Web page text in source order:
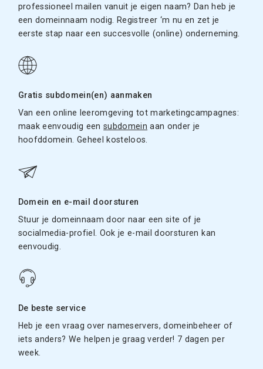
professioneel mailen vanuit je eigen naam? Dan heb je
een domeinnaam nodig. Registreer ‘m nu en zet je
eerste stap naar een succesvolle (online) onderneming.
Gratis subdomein(en) aanmaken
Van een online leeromgeving tot marketingcampagnes:
maak eenvoudig eensubdomein aan onder je
hoofddomein. Geheel kosteloos.
Domein en e-mail doorsturen
Stuur je domeinnaam door naar een site of je
socialmedia-profiel. Ook je e-mail doorsturen kan
eenvoudig.
De beste service
Heb je een vraag over nameservers, domeinbeheer of
iets anders? We helpen je graag verder! 7 dagen per
week.